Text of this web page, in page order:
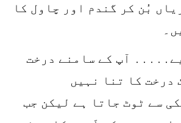
بُن کر گندم اور چاول کا
آپ کے سامنے درخت
درخت کا تنا نہیں
سے ٹوٹ جاتا ہے لیکن جب